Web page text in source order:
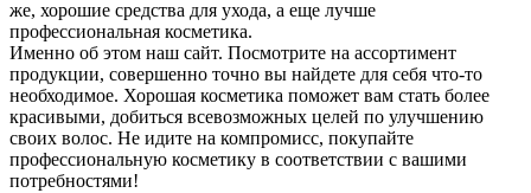
же, хорошие средства для ухода, а еще лучше
профессиональная косметика.
Именно об этом наш сайт. Посмотрите на ассортимент
продукции, совершенно точно вы найдете для себя что-то
необходимое. Хорошая косметика поможет вам стать более
красивыми, добиться всевозможных целей по улучшению
своих волос. Не идите на компромисс, покупайте
профессиональную косметику в соответствии с вашими
потребностями!